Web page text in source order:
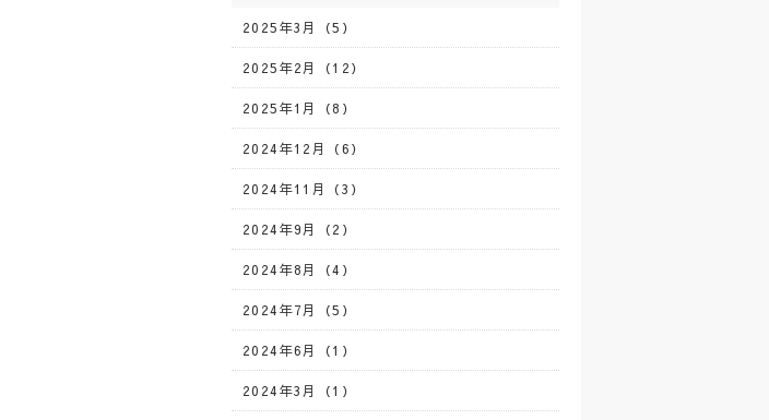
2025年3月（5）
2025年2月（12）
2025年1月（8）
2024年12月（6）
2024年11月（3）
2024年9月（2）
2024年8月（4）
2024年7月（5）
2024年6月（1）
2024年3月（1）